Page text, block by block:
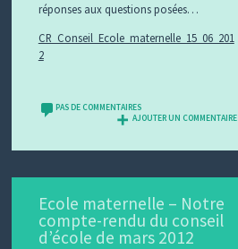
réponses aux questions posées…
CR_Conseil_Ecole_maternelle_15_06_201
2
PAS DE COMMENTAIRES
AJOUTER UN COMMENTAIRE
Ecole maternelle – Notre
compte-rendu du conseil
d’école de mars 2012